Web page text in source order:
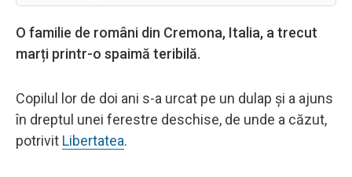
O familie de români din Cremona, Italia, a trecut
marți printr-o spaimă teribilă.
Copilul lor de doi ani s-a urcat pe un dulap și a ajuns
în dreptul unei ferestre deschise, de unde a căzut,
potrivit Libertatea.